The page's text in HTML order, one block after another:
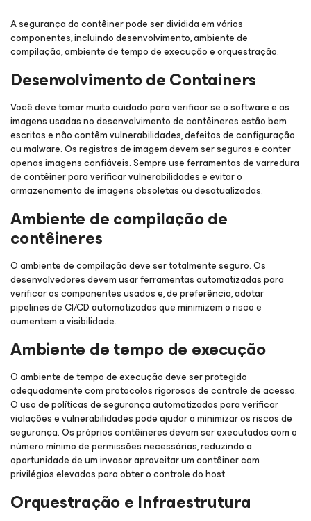
A segurança do contêiner pode ser dividida em vários
componentes, incluindo desenvolvimento, ambiente de
compilação, ambiente de tempo de execução e orquestração.
Desenvolvimento de Containers
Você deve tomar muito cuidado para verificar se o software e as
imagens usadas no desenvolvimento de contêineres estão bem
escritos e não contêm vulnerabilidades, defeitos de configuração
ou malware. Os registros de imagem devem ser seguros e conter
apenas imagens confiáveis. Sempre use ferramentas de varredura
de contêiner para verificar vulnerabilidades e evitar o
armazenamento de imagens obsoletas ou desatualizadas.
Ambiente de compilação de
contêineres
O ambiente de compilação deve ser totalmente seguro. Os
desenvolvedores devem usar ferramentas automatizadas para
verificar os componentes usados e, de preferência, adotar
pipelines de CI/CD automatizados que minimizem o risco e
aumentem a visibilidade.
Ambiente de tempo de execução
O ambiente de tempo de execução deve ser protegido
adequadamente com protocolos rigorosos de controle de acesso.
O uso de políticas de segurança automatizadas para verificar
violações e vulnerabilidades pode ajudar a minimizar os riscos de
segurança. Os próprios contêineres devem ser executados com o
número mínimo de permissões necessárias, reduzindo a
oportunidade de um invasor aproveitar um contêiner com
privilégios elevados para obter o controle do host.
Orquestração e Infraestrutura